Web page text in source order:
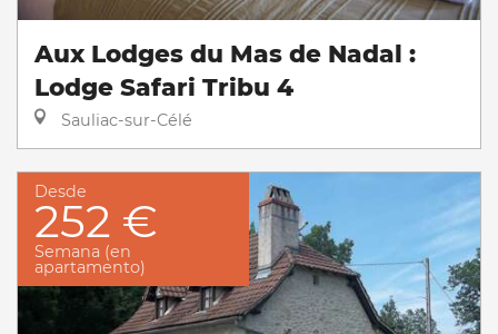
Aux Lodges du Mas de Nadal :
Lodge Safari Tribu 4
Sauliac-sur-Célé
Desde
252 €
Semana (en
apartamento)